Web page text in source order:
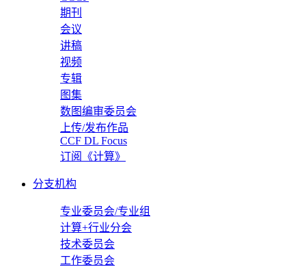
期刊
会议
讲稿
视频
专辑
图集
数图编审委员会
上传/发布作品
CCF DL Focus
订阅《计算》
分支机构
专业委员会/专业组
计算+行业分会
技术委员会
工作委员会